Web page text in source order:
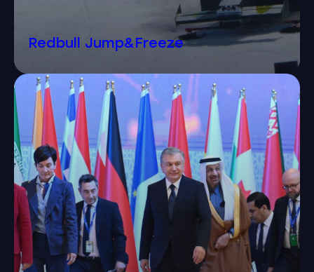
Redbull Jump&Freeze